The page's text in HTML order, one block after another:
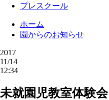
プレスクール
ホーム
園からのお知らせ
2017
11/14
12:34
未就園児教室体験